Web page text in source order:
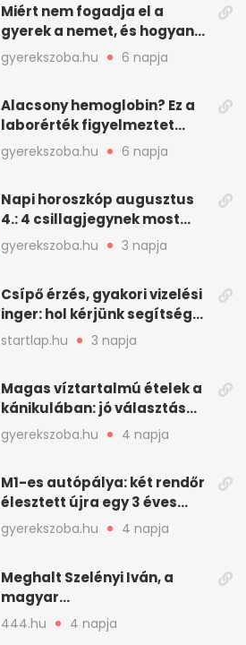
Miért nem fogadja el a
gyerek a nemet, és hogyan
mondd ki jól?
gyerekszoba.hu 6 napja
Alacsony hemoglobin? Ez a
laborérték figyelmeztet
vashiányra
gyerekszoba.hu 6 napja
Napi horoszkóp augusztus
4.: 4 csillagjegynek most
minden összejön
gyerekszoba.hu 3 napja
Csípő érzés, gyakori vizelési
inger: hol kérjünk segítséget
felfázás esetén?
startlap.hu 3 napja
Magas víztartalmú ételek a
kánikulában: jó választás
gyerekeknek
gyerekszoba.hu 4 napja
M1-es autópálya: két rendőr
élesztett újra egy 3 éves
kisfiút
gyerekszoba.hu 4 napja
Meghalt Szelényi Iván, a
magyar
társadalomtudomány
meghatározó alakja
444.hu 4 napja